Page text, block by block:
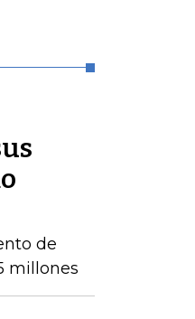
de
millones